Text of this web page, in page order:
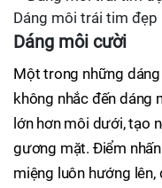
Dáng môi trái tim đẹp
Dáng môi cười
Một trong những
không nhắc đến dáng
lớn hơn môi dưới, tạo
gương mặt. Điểm
miệng luôn hướng